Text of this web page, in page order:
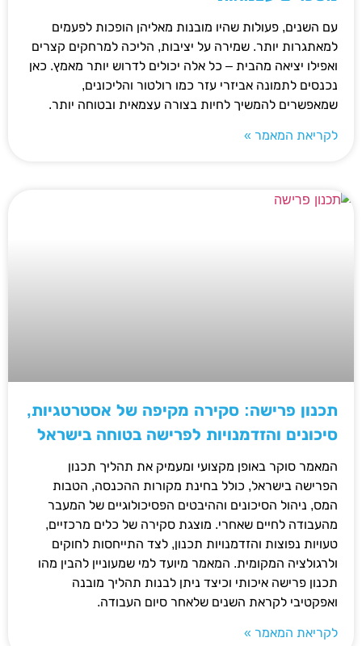
עם השנים, פעולות שהיו מובנות מאליהן הופכות לפעמים
למאתגרות יותר. שמירה על יציבות, הליכה למרחקים קצרים
ואפילו יציאה מהבית – כל אלה יכולים לדרוש יותר מאמץ. כאן
נכנסים לתמונה אביזרי עזר כמו רולטור והליכונים,
שמאפשרים להמשיך לחיות בצורה עצמאית ובטוחה יותר.
לקריאת המאמר »
תכנון פרישה: סקירה מקיפה של אסטרטגיות,
סיכונים והזדמנויות לפרישה בטוחה בישראל
המאמר סוקר באופן מקצועי ומעמיק את תהליך תכנון
הפרישה בישראל, כולל בחינת מקורות ההכנסה, הטבות
המס, ניהול הסיכונים וההיבטים הפסיכולוגיים של המעבר
מהעבודה לחיים שאחרי. מוצגת סקירה של כלים מרכזיים,
טעויות נפוצות והזדמנויות תכנון, לצד התייחסות לחוקים
ולרגולציה המקומית. המאמר מיועד למי שמעוניין להבין מהו
תכנון פרישה איכותי וכיצד ניתן לבנות תהליך מובנה
ואפקטיבי לקראת השנים שלאחר סיום העבודה.
לקריאת המאמר »